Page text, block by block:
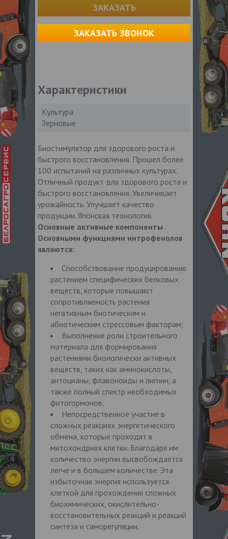
ЗАКАЗАТЬ
ЗАКАЗАТЬ ЗВОНОК
Характеристики
Культура
Зерновые
Биостимулятор для здорового роста и
быстрого восстановления. Прошел более
100 испытаний на различных культурах.
Отличный продукт для здорового роста и
быстрого восстановления. Увеличивает
урожайность. Улучшает качество
продукции. Японская технология.
Основные активные компоненты
Основными функциями нитрофенолов
являются:
Способствование продуцированию
растением специфических белковых
веществ, которые повышают
сопротивляемость растения
негативным биотическим и
абиотическим стрессовым факторам;
Выполнение роли строительного
материала для формирования
растениями биологически активных
веществ, таких как аминокислоты,
антоцианы, флавоноиды и лигнин, а
также полный спектр необходимых
фитогормонов;
Непосредственное участие в
сложных реакциях энергетического
обмена, которые проходят в
митохондриях клетки. Благодаря им
количество энергии высвобождается
легче и в большем количестве. Эта
избыточная энергия используется
клеткой для прохождения сложных
биохимических, окислительно-
восстановительных реакций и реакций
синтеза и саморегуляции.